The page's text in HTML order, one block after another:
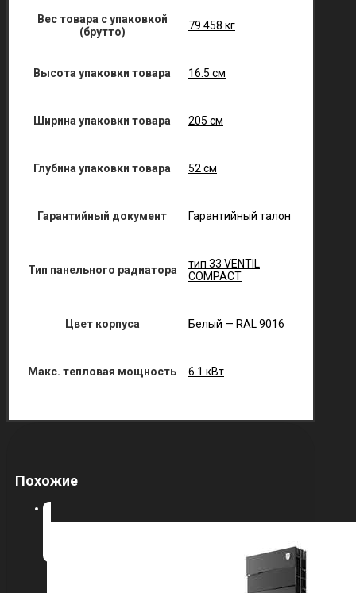
Вес товара с упаковкой
(брутто)
79.458 кг
Высота упаковки товара 16.5 см
Ширина упаковки товара 205 см
Глубина упаковки товара 52 см
Гарантийный документ Гарантийный талон
Тип панельного радиатора
тип 33 VENTIL
COMPACT
Цвет корпуса Белый — RAL 9016
Макс. тепловая мощность 6.1 кВт
Похожие